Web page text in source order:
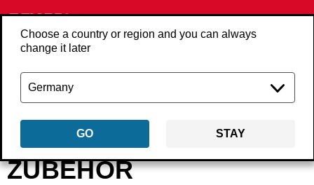
Choose a country or region and you can always
change it later
GO STAY
Zurück Produkte Zubehör
ZUBEHÖR